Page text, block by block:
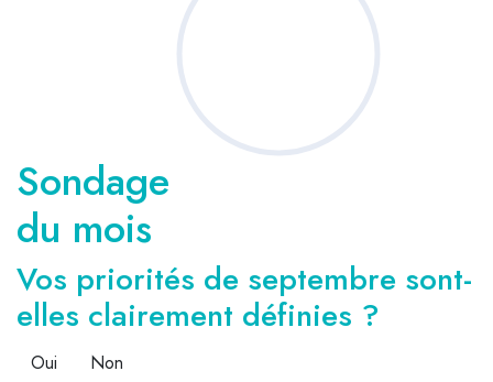
Sondage
du mois
Vos priorités de septembre sont-
elles clairement définies ?
Oui Non